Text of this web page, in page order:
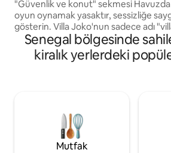
"Güvenlik ve konut" sekmesi Havuzda
oyun oynamak yasaktır, sessizliğe
gösterin. Villa Joko'nun sadece adı
60'lı yıllardan kalma eski bir kulübedir,
2008 yılında satın alınmış,
ve özgünlüğüne saygı göstererek
olmadan konaklama garantisini tercih
eden gezginler kaçınılmaz olarak hayal
kırıklığına uğrayacaklardır.
Senegal bölgesinde
kiralık yerlerdeki
Mutfak